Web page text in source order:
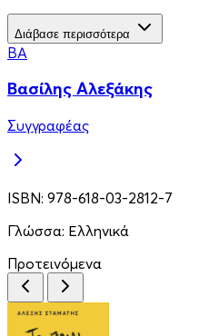
Διάβασε περισσότερα
ΒΑ
Βασίλης Αλεξάκης
Συγγραφέας
ISBN: 978-618-03-2812-7
Γλώσσα: Ελληνικά
Προτεινόμενα